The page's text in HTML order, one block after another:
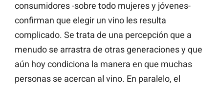
consumidores -sobre todo mujeres y jóvenes-
confirman que elegir un vino les resulta
complicado. Se trata de una percepción que a
menudo se arrastra de otras generaciones y que
aún hoy condiciona la manera en que muchas
personas se acercan al vino. En paralelo, el